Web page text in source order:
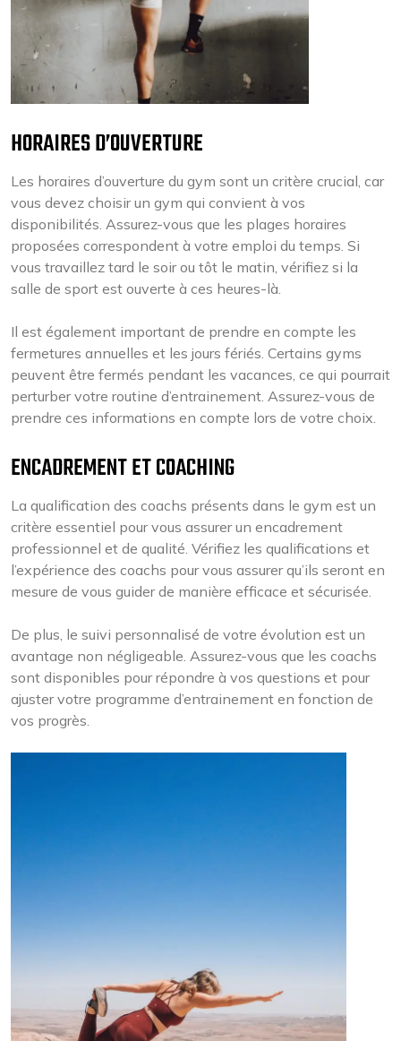
HORAIRES D’OUVERTURE
Les horaires d’ouverture du gym sont un critère crucial, car
vous devez choisir un gym qui convient à vos
disponibilités. Assurez-vous que les plages horaires
proposées correspondent à votre emploi du temps. Si
vous travaillez tard le soir ou tôt le matin, vérifiez si la
salle de sport est ouverte à ces heures-là.
Il est également important de prendre en compte les
fermetures annuelles et les jours fériés. Certains gyms
peuvent être fermés pendant les vacances, ce qui pourrait
perturber votre routine d’entrainement. Assurez-vous de
prendre ces informations en compte lors de votre choix.
ENCADREMENT ET COACHING
La qualification des coachs présents dans le gym est un
critère essentiel pour vous assurer un encadrement
professionnel et de qualité. Vérifiez les qualifications et
l’expérience des coachs pour vous assurer qu’ils seront en
mesure de vous guider de manière efficace et sécurisée.
De plus, le suivi personnalisé de votre évolution est un
avantage non négligeable. Assurez-vous que les coachs
sont disponibles pour répondre à vos questions et pour
ajuster votre programme d’entrainement en fonction de
vos progrès.